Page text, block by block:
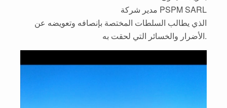
مدير شركة PSPM SARL
الذي يطالب السلطات المختصة بإنصافه وتعويضه عن
الأضرار والخسائر التي لحقت به.